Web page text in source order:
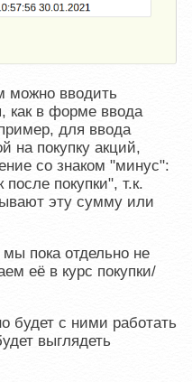
можно вводить
как в форме ввода
для ввода
на покупку акций,
со знаком "минус":
покупки", т.к.
эту сумму или
пока отдельно не
её в курс покупки/
будет с ними работать
выглядеть